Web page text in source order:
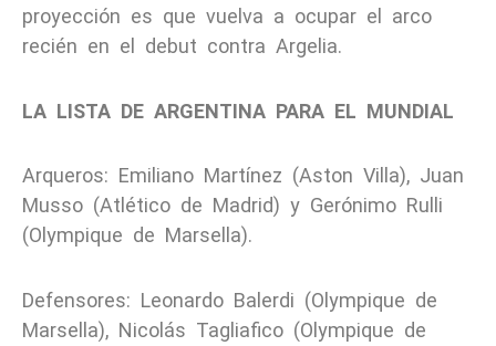
proyección es que vuelva a ocupar el arco
recién en el debut contra Argelia.
LA LISTA DE ARGENTINA PARA EL MUNDIAL
Arqueros: Emiliano Martínez (Aston Villa), Juan
Musso (Atlético de Madrid) y Gerónimo Rulli
(Olympique de Marsella).
Defensores: Leonardo Balerdi (Olympique de
Marsella), Nicolás Tagliafico (Olympique de